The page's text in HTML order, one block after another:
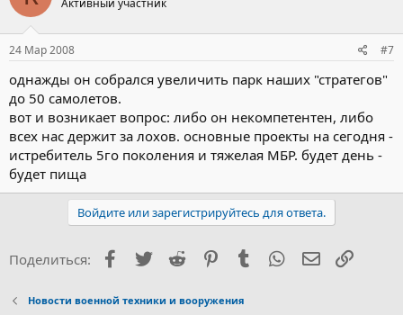
Активный участник
24 Мар 2008 #7
однажды он собрался увеличить парк наших "стратегов"
до 50 самолетов.
вот и возникает вопрос: либо он некомпетентен, либо
всех нас держит за лохов. основные проекты на сегодня -
истребитель 5го поколения и тяжелая МБР. будет день -
будет пища
Войдите или зарегистрируйтесь для ответа.
Поделиться: Facebook
Twitter Reddit PinterestTumblr WhatsApp
Новости военной техники и вооружения